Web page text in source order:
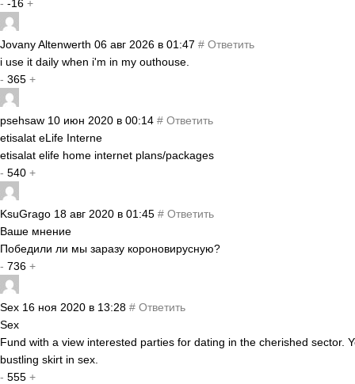
- -16 +
Jovany Altenwerth 06 авг 2026 в 01:47 # Ответить
i use it daily when i'm in my outhouse.
- 365 +
psehsaw 10 июн 2020 в 00:14 # Ответить
etisalat eLife Interne
etisalat elife home internet plans/packages
- 540 +
KsuGrago 18 авг 2020 в 01:45 # Ответить
Ваше мнение
Победили ли мы заразу короновирусную?
- 736 +
Sex 16 ноя 2020 в 13:28 # Ответить
Sex
Fund with a view interested parties for dating in the cherished sector.
bustling skirt in sex.
- 555 +